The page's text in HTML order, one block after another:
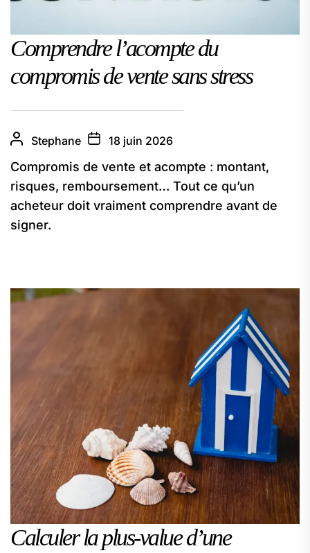
Comprendre l’acompte du
compromis de vente sans stress
Stephane 18 juin 2026
Compromis de vente et acompte : montant,
risques, remboursement… Tout ce qu’un
acheteur doit vraiment comprendre avant de
signer.
Calculer la plus‑value d’une